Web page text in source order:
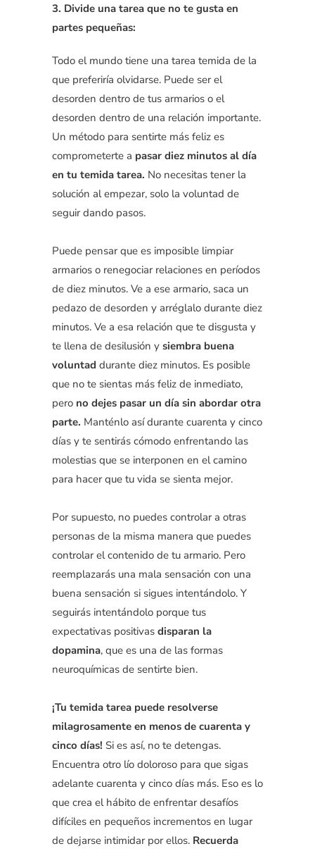
3. Divide una tarea que no te gusta en
partes pequeñas:
Todo el mundo tiene una tarea temida de la
que preferiría olvidarse. Puede ser el
desorden dentro de tus armarios o el
desorden dentro de una relación importante.
Un método para sentirte más feliz es
comprometerte a pasar diez minutos al día
en tu temida tarea. No necesitas tener la
solución al empezar, solo la voluntad de
seguir dando pasos.
Puede pensar que es imposible limpiar
armarios o renegociar relaciones en períodos
de diez minutos. Ve a ese armario, saca un
pedazo de desorden y arréglalo durante diez
minutos. Ve a esa relación que te disgusta y
te llena de desilusión y siembra buena
voluntad durante diez minutos. Es posible
que no te sientas más feliz de inmediato,
pero no dejes pasar un día sin abordar otra
parte. Manténlo así durante cuarenta y cinco
días y te sentirás cómodo enfrentando las
molestias que se interponen en el camino
para hacer que tu vida se sienta mejor.
Por supuesto, no puedes controlar a otras
personas de la misma manera que puedes
controlar el contenido de tu armario. Pero
reemplazarás una mala sensación con una
buena sensación si sigues intentándolo. Y
seguirás intentándolo porque tus
expectativas positivas disparan la
dopamina, que es una de las formas
neuroquímicas de sentirte bien.
¡Tu temida tarea puede resolverse
milagrosamente en menos de cuarenta y
cinco días! Si es así, no te detengas.
Encuentra otro lío doloroso para que sigas
adelante cuarenta y cinco días más. Eso es lo
que crea el hábito de enfrentar desafíos
difíciles en pequeños incrementos en lugar
de dejarse intimidar por ellos. Recuerda